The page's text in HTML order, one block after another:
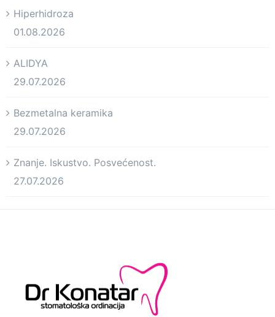
Hiperhidroza
01.08.2026
ALIDYA
29.07.2026
Bezmetalna keramika
29.07.2026
Znanje. Iskustvo. Posvećenost.
27.07.2026